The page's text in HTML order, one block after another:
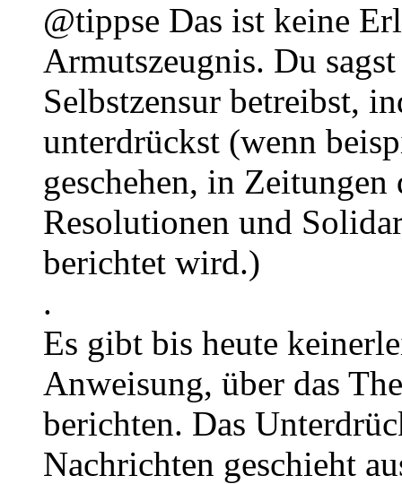
@tippse Das ist keine
Armutszeugnis. Du
Selbstzensur betreibst,
unterdrückst (wenn
geschehen, in
Resolutionen und
berichtet wird.)
.
Es gibt bis heute
Anweisung, über das
berichten. Das
Nachrichten geschieht